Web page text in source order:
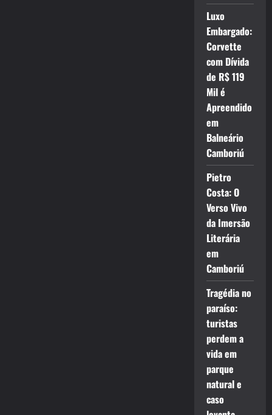
Luxo
Embargado:
Corvette
com Dívida
de R$ 119
Mil é
Apreendido
em
Balneário
Camboriú
Pietro
Costa: O
Verso Vivo
da Imersão
Literária
em
Camboriú
Tragédia no
paraíso:
turistas
perdem a
vida em
parque
natural e
caso